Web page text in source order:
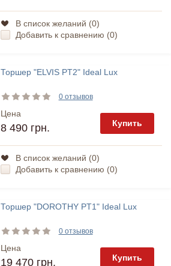
В список желаний (0)
Добавить к сравнению (0)
Торшер "ELVIS PT2" Ideal Lux
0 отзывов
Цена
8 490 грн. Купить
В список желаний (0)
Добавить к сравнению (0)
Торшер "DOROTHY PT1" Ideal Lux
0 отзывов
Цена
19 470 грн. Купить